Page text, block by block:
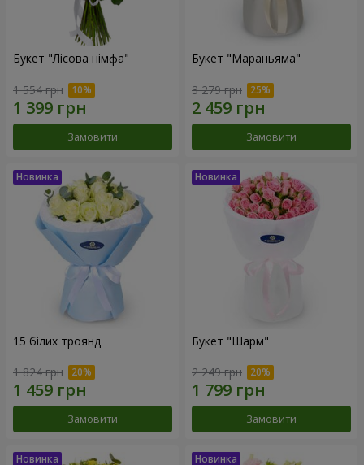
Букет "Лісова німфа"
1 554 грн
Замовити
Букет "Мараньяма"
3 279 грн
Замовити
15 білих троянд
1 824 грн
Замовити
Букет "Шарм"
2 249 грн
Замовити